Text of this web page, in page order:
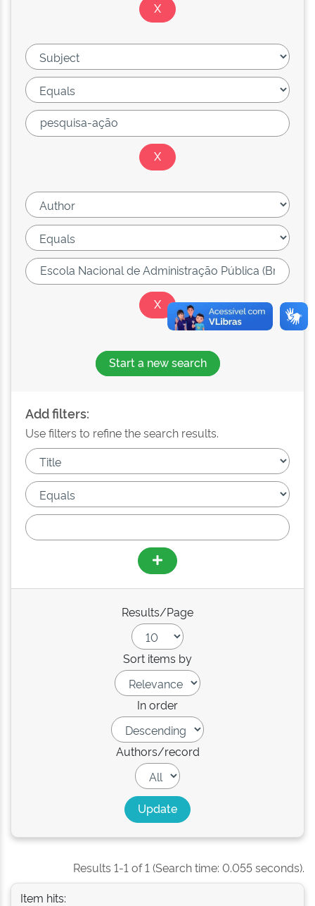
Start a new search
Add filters:
Use filters to refine the search results.
Results/Page
Sort items by
In order
Authors/record
Results 1-1 of 1 (Search time: 0.055 seconds).
Item hits: